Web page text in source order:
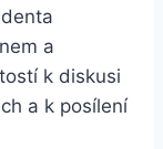
a
k diskusi
a k posílení